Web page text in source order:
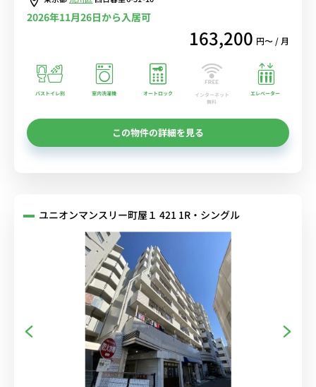
2026年11月26日から入居可
163,200 円〜 / 月
バストイレ別 室内洗濯機 オートロック
インターネット
無料
エレベーター
この物件の詳細を見る
ユニオンマンスリー町屋１ 421 1R・シングル